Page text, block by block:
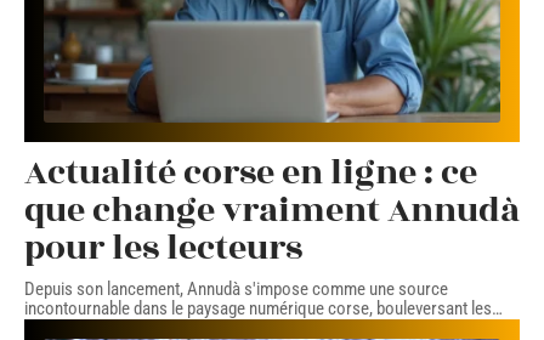
Actualité corse en ligne : ce
que change vraiment Annudà
pour les lecteurs
Depuis son lancement, Annudà s'impose comme une source
incontournable dans le paysage numérique corse, bouleversant les…